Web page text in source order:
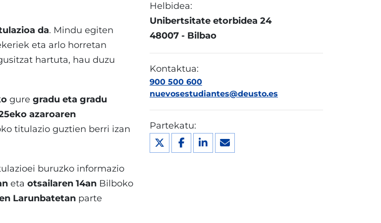
da. Mindu egiten
eta arlo horretan
hartuta, hau duzu
gure gradu eta gradu
azaroaren
titulazio guztien berri izan
buruzko informazio
eta otsailaren 14an Bilboko
Larunbatetan parte
Helbidea:
Unibertsitate etorbidea 24
48007 - Bilbao
Kontaktua:
900 500 600
nuevosestudiantes@deusto.es
Partekatu: